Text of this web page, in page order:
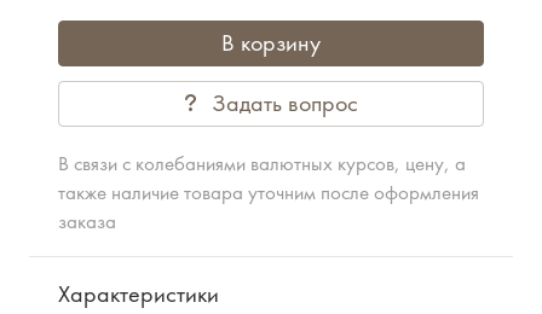
В корзину
Задать вопрос
В связи с колебаниями валютных курсов, цену, а
также наличие товара уточним после оформления
заказа
Характеристики